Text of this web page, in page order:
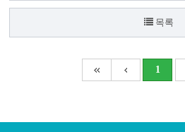
목록
1